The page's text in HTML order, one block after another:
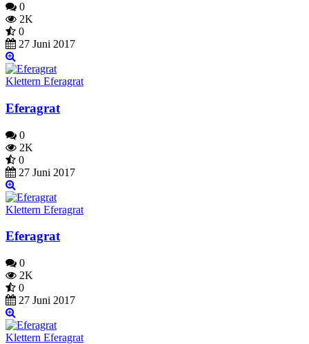
0
2K
0
27 Juni 2017
Klettern Eferagrat
Eferagrat
0
2K
0
27 Juni 2017
Klettern Eferagrat
Eferagrat
0
2K
0
27 Juni 2017
Klettern Eferagrat